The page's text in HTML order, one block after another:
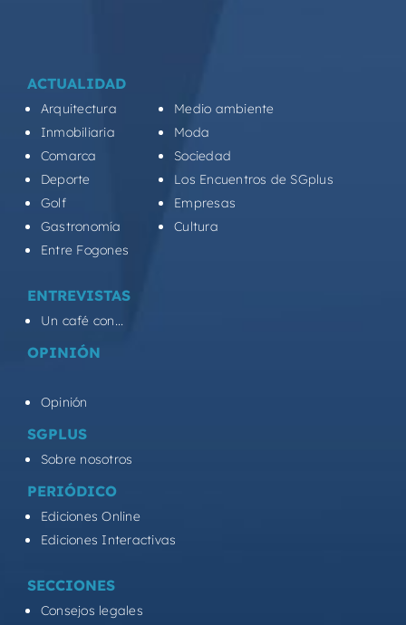
ACTUALIDAD
Arquitectura
Inmobiliaria
Comarca
Deporte
Golf
Gastronomía
Entre Fogones
Medio ambiente
Moda
Sociedad
Los Encuentros de SGplus
Empresas
Cultura
ENTREVISTAS
Un café con...
OPINIÓN
Opinión
SGPLUS
Sobre nosotros
PERIÓDICO
Ediciones Online
Ediciones Interactivas
SECCIONES
Consejos legales